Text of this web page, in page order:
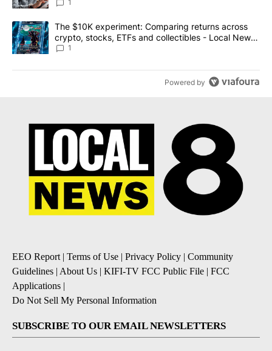
1
A trending article titled "The $10K experiment: Comparing
The $10K experiment: Comparing returns across
crypto, stocks, ETFs and collectibles - Local News
8
1
Powered by
EEO Report | Terms of Use | Privacy Policy | Community
Guidelines | About Us | KIFI-TV FCC Public File | FCC
Applications |
Do Not Sell My Personal Information
SUBSCRIBE TO OUR EMAIL NEWSLETTERS